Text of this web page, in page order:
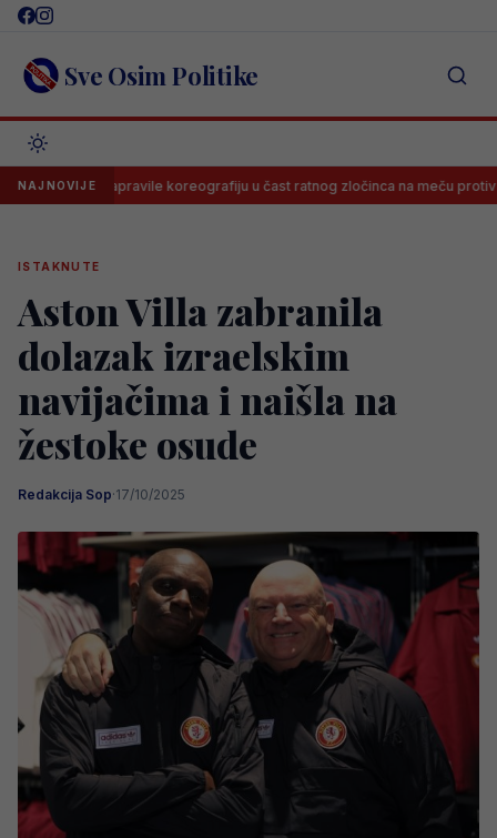
Skip
content Sve Osim Politike
NAJNOVIJE
Delije napravile koreografiju u čast ratnog zločinca na meču protiv Novog
ISTAKNUTE
Aston Villa zabranila
dolazak izraelskim
navijačima i naišla na
žestoke osude
Redakcija Sop·17/10/2025